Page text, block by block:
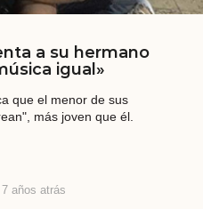
a su hermano
igual»
que el menor de sus
más joven que él.
7 años atrás